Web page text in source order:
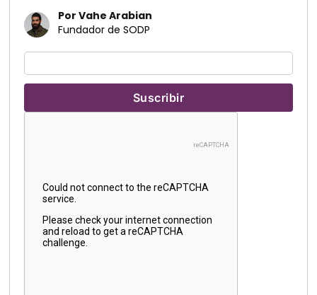
Por Vahe Arabian
Fundador de SODP